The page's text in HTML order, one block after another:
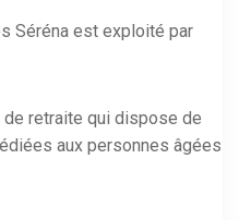
Séréna est exploité par
retraite qui dispose de
aux personnes âgées